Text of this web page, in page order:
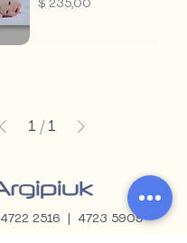
1 / 1
4722 2516 | 4723 5909